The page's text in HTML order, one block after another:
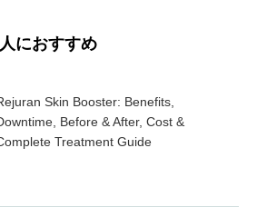
におすすめ
Skin Booster: Benefits,
Before & After, Cost &
Treatment Guide